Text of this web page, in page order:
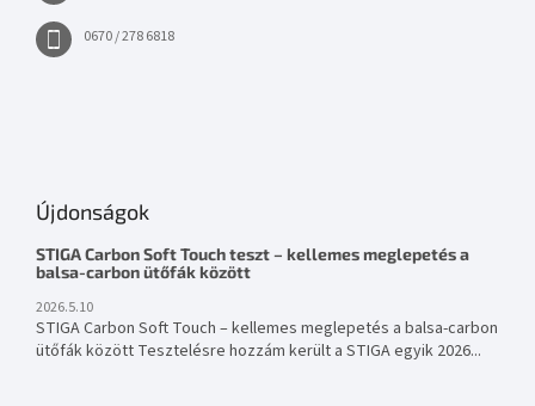
0670 / 278 6818
Újdonságok
STIGA Carbon Soft Touch teszt – kellemes meglepetés a
balsa-carbon ütőfák között
2026.5.10
STIGA Carbon Soft Touch – kellemes meglepetés a balsa-carbon
ütőfák között Tesztelésre hozzám került a STIGA egyik 2026...